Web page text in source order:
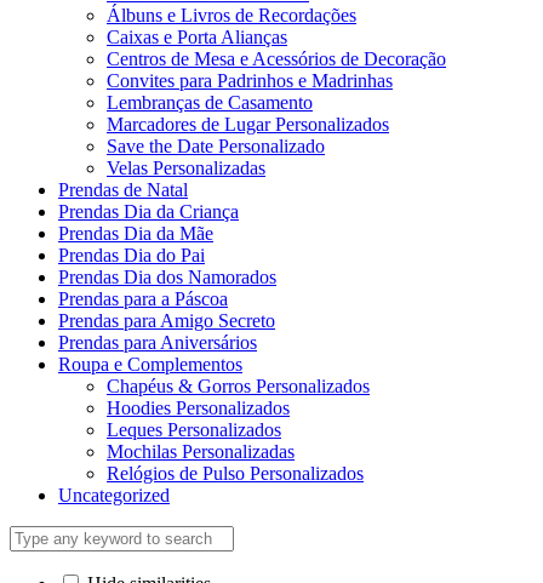
Álbuns e Livros de Recordações
Caixas e Porta Alianças
Centros de Mesa e Acessórios de Decoração
Convites para Padrinhos e Madrinhas
Lembranças de Casamento
Marcadores de Lugar Personalizados
Save the Date Personalizado
Velas Personalizadas
Prendas de Natal
Prendas Dia da Criança
Prendas Dia da Mãe
Prendas Dia do Pai
Prendas Dia dos Namorados
Prendas para a Páscoa
Prendas para Amigo Secreto
Prendas para Aniversários
Roupa e Complementos
Chapéus & Gorros Personalizados
Hoodies Personalizados
Leques Personalizados
Mochilas Personalizadas
Relógios de Pulso Personalizados
Uncategorized